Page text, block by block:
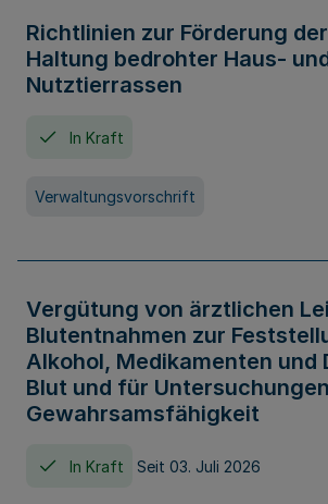
Richtlinien zur Förderung
Haltung bedrohter Haus-
Nutztierrassen
In Kraft
Verwaltungsvorschrift
Vergütung von ärztlichen
Blutentnahmen zur
Alkohol, Medikamenten und
Blut und für
Gewahrsamsfähigkeit
In Kraft Seit 03. Juli 2026